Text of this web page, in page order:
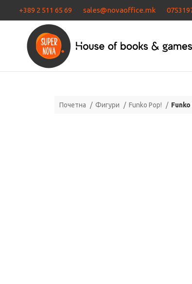
+389 2 511 65 69 sales@novaoffice.mk
Почетна Фигури Funko Pop!